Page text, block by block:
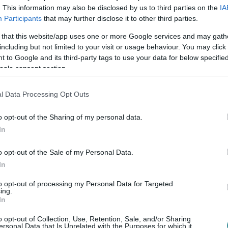
This information may also be disclosed by us to third parties on the
Participants that may further disclose it to other third parties.
that this website/app uses one or more Google services and may
but not limited to your visit or usage behaviour. You may
to Google and its third-party tags to use your data for below
consent section.
Data Processing Opt Outs
opt-out of the Sharing of my personal data.
opt-out of the Sale of my Personal Data.
opt-out of processing my Personal Data for Targeted
opt-out of Collection, Use, Retention, Sale, and/or Sharing
Data that Is Unrelated with the Purposes for which it
az EGRI ÜGYEK Google Hírek oldalán!